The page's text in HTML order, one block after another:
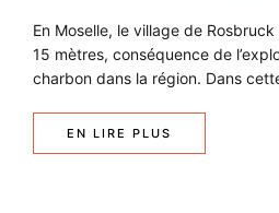
En Moselle, le village de
15 mètres, conséquence de
charbon dans la région. Dans
EN LIRE PLUS